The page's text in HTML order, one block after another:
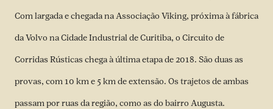
Com largada e chegada na Associação Viking, próxima à fábrica
da Volvo na Cidade Industrial de Curitiba, o Circuito de
Corridas Rústicas chega à última etapa de 2018. São duas as
provas, com 10 km e 5 km de extensão. Os trajetos de ambas
passam por ruas da região, como as do bairro Augusta.